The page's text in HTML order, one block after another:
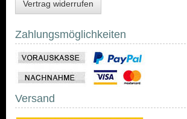
Vertrag widerrufen
Zahlungsmöglichkeiten
Versand